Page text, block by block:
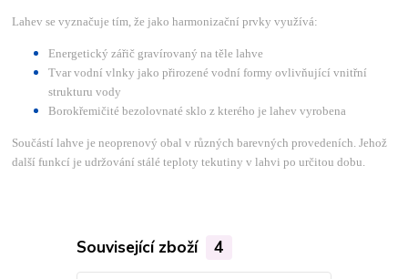
Lahev se vyznačuje tím, že jako harmonizační prvky využívá:
Energetický zářič gravírovaný na těle lahve
Tvar vodní vlnky jako přirozené vodní formy ovlivňující vnitřní
strukturu vody
Borokřemičité bezolovnaté sklo z kterého je lahev vyrobena
Součástí lahve je neoprenový obal v různých barevných provedeních. Jehož
další funkcí je udržování stálé teploty tekutiny v lahvi po určitou dobu.
Související zboží 4